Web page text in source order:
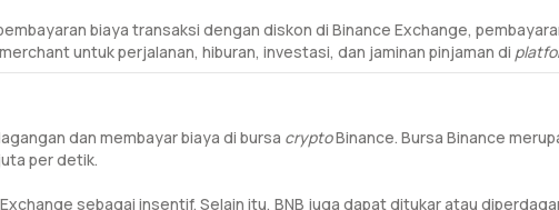
biaya transaksi dengan diskon di Binance Exchange,
untuk perjalanan, hiburan, investasi, dan jaminan pinjaman di
dan membayar biaya di bursa cryptoBinance. Bursa Binance
per detik.
sebagai insentif. Selain itu, BNB juga dapat ditukar atau